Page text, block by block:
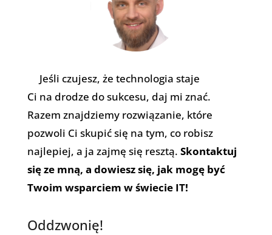
Jeśli czujesz, że technologia staje
Ci na drodze do sukcesu, daj mi znać.
Razem znajdziemy rozwiązanie, które
pozwoli Ci skupić się na tym, co robisz
najlepiej, a ja zajmę się resztą. Skontaktuj
się ze mną, a dowiesz się, jak mogę być
Twoim wsparciem w świecie IT!
Oddzwonię!